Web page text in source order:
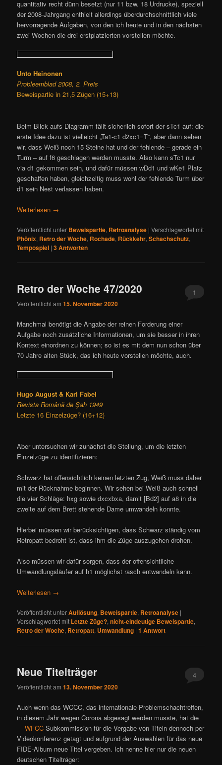
quantitativ recht dünn besetzt (nur 11 bzw. 18 Urdrucke), speziell
der 2008-Jahrgang enthielt allerdings überdurchschnittlich viele
hervorragende Aufgaben, von den ich heute und in den nächsten
zwei Wochen die drei erstplatzierten vorstellen möchte.
Unto Heinonen
Probleemblad 2008, 2. Preis
Beweispartie in 21,5 Zügen (15+13)
Beim Blick aufs Diagramm fällt sicherlich sofort der sTc1 auf: die
erste Idee dazu ist vielleicht „Ta1-c1 d2xc1=T“, aber dann sehen
wir, dass Weiß noch 15 Steine hat und der fehlende – gerade ein
Turm – auf f6 geschlagen werden musste. Also kann sTc1 nur
via d1 gekommen sein, und dafür müssen wDd1 und wKe1 Platz
geschaffen haben, gleichzeitig muss wohl der fehlende Turm über
d1 sein Nest verlassen haben.
Weiterlesen →
Veröffentlicht unter Beweispartie, Retroanalyse |Verschlagwortet mit
Phönix, Retro der Woche, Rochade, Rückkehr,Schachschutz,
Tempospiel |3Antworten
Retro der Woche 47/2020
Veröffentlicht am15. November 2020
1
Manchmal benötigt die Angabe der reinen Forderung einer
Aufgabe noch zusätzliche Informationen, um sie besser in ihren
Kontext einordnen zu können; so ist es mit dem nun schon über
70 Jahre alten Stück, das ich heute vorstellen möchte, auch.
Hugo August & Karl Fabel
Revista Română de Şah 1949
Letzte 16 Einzelzüge? (16+12)
Aber untersuchen wir zunächst die Stellung, um die letzten
Einzelzüge zu identifizieren:
Schwarz hat offensichtlich keinen letzten Zug, Weiß muss daher
mit der Rücknahme beginnen. Wir sehen bei Weiß auch schnell
die vier Schläge: hxg sowie dxcxbxa, damit [Bd2] auf a8 in die
zweite auf dem Brett stehende Dame umwandeln konnte.
Hierbei müssen wir berücksichtigen, dass Schwarz ständig vom
Retropatt bedroht ist, dass ihm die Züge auszugehen drohen.
Also müssen wir dafür sorgen, dass der offensichtliche
Umwandlungsläufer auf h1 möglichst rasch entwandeln kann.
Weiterlesen →
Veröffentlicht unterAuflösung, Beweispartie, Retroanalyse |
Verschlagwortet mit Letzte Züge?,nicht-eindeutige Beweispartie,
Retro der Woche, Retropatt, Umwandlung |1 Antwort
Neue Titelträger
Veröffentlicht am13. November 2020
4
Auch wenn das WCCC, das internationale Problemschachtreffen,
in diesem Jahr wegen Corona abgesagt werden musste, hat die
WFCC Subkommission für die Vergabe von Titeln dennoch per
Videokonferenz getagt und aufgrund der Auswahlen für das neue
FIDE-Album neue Titel vergeben. Ich nenne hier nur die neuen
deutschen Titelträger: